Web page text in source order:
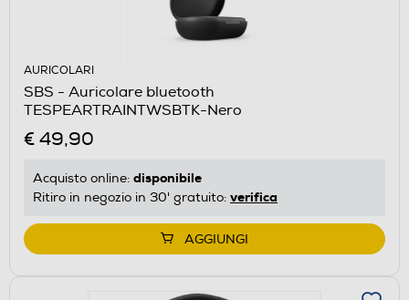
AURICOLARI
SBS - Auricolare bluetooth
TESPEARTRAINTWSBTK-Nero
€ 49,90
Acquisto online: disponibile
Ritiro in negozio in 30' gratuito: verifica
AGGIUNGI